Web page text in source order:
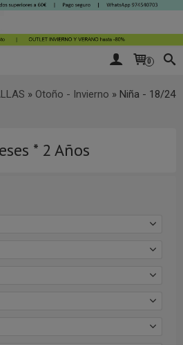
0
» Otoño - Invierno » Niña - 18/24
* 2 Años